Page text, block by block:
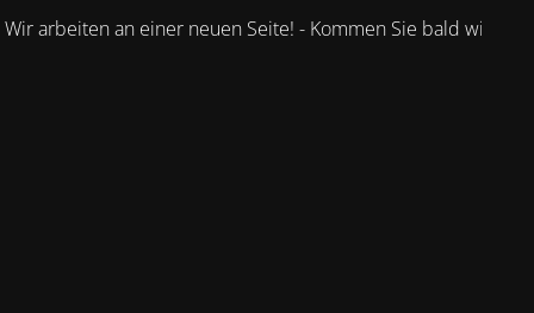
Wir arbeiten an einer neuen Seite! - Kommen Sie bald wieder.